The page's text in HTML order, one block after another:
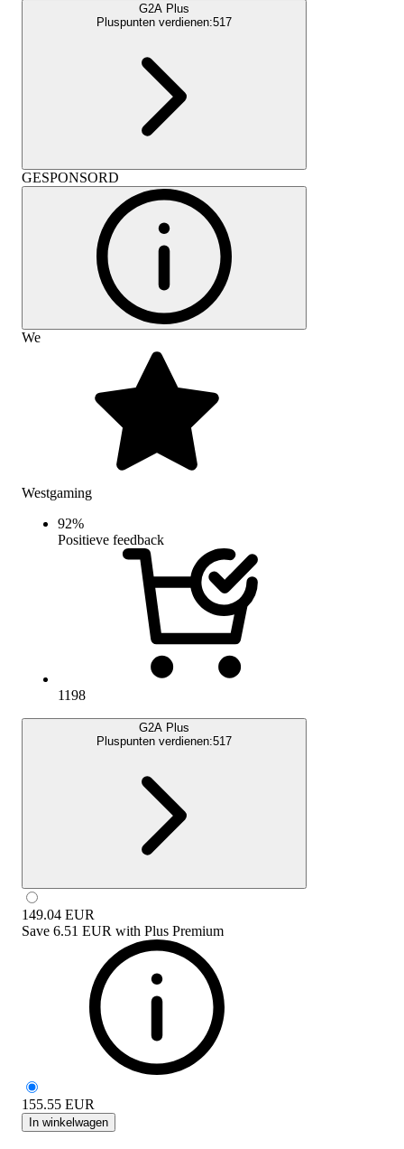
G2A Plus
Pluspunten verdienen:517
GESPONSORD
We
Westgaming
92%
Positieve feedback
1198
G2A Plus
Pluspunten verdienen:517
149.04 EUR
Save 6.51 EUR with Plus Premium
155.55 EUR
In winkelwagen